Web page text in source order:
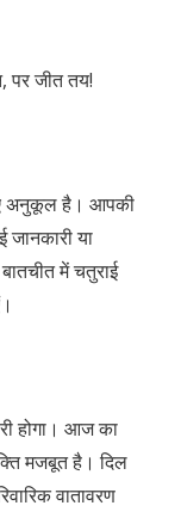
पर जीत तय!
अनुकूल है। आपकी
या
में चतुराई
होगा। आज का
मजबूत है। दिल
वातावरण